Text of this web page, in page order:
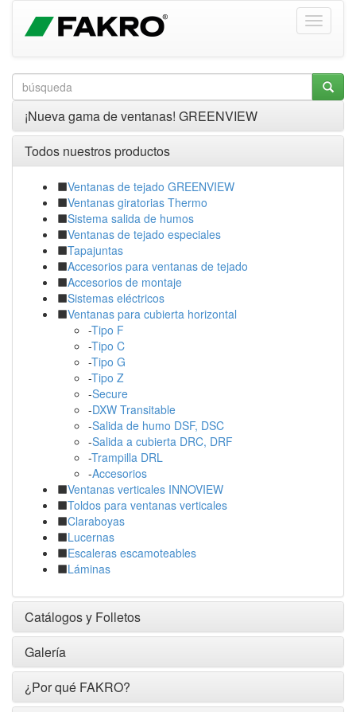
¡Nueva gama de ventanas! GREENVIEW
Todos nuestros productos
Ventanas de tejado GREENVIEW
Ventanas giratorias Thermo
Sistema salida de humos
Ventanas de tejado especiales
Tapajuntas
Accesorios para ventanas de tejado
Accesorios de montaje
Sistemas eléctricos
Ventanas para cubierta horizontal
-Tipo F
-Tipo C
-Tipo G
-Tipo Z
-Secure
-DXW Transitable
-Salida de humo DSF, DSC
-Salida a cubierta DRC, DRF
-Trampilla DRL
-Accesorios
Ventanas verticales INNOVIEW
Toldos para ventanas verticales
Claraboyas
Lucernas
Escaleras escamoteables
Láminas
Catálogos y Folletos
Galería
¿Por qué FAKRO?